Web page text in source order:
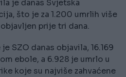
je danas Svjetska
što je za 1.200 umrlih više
prije tri dana.
SZO danas objavila, 16.169
ebole, a 6.928 je umrlo u
koje su najviše zahvaćene